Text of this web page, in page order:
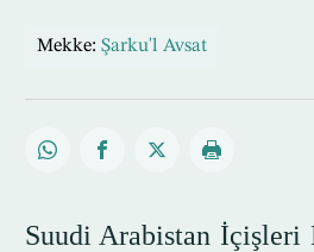
Mekke: Şarku'l Avsat
Suudi Arabistan